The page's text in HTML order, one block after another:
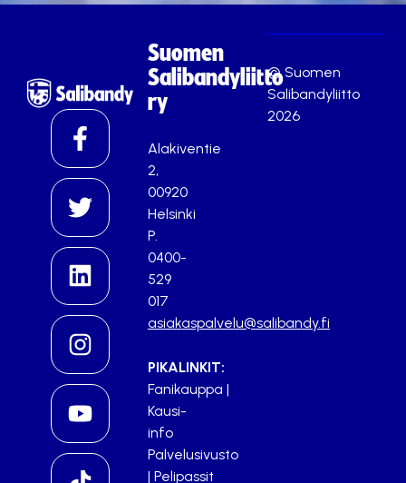
Suomen
Salibandyliitto
ry
Alakiventie
2,
00920
Helsinki
P.
0400-
529
017
asiakaspalvelu@salibandy.fi
PIKALINKIT:
Fanikauppa |
Kausi-
info
Palvelusivusto
| Pelipassit
© Suomen
Salibandyliitto
2026